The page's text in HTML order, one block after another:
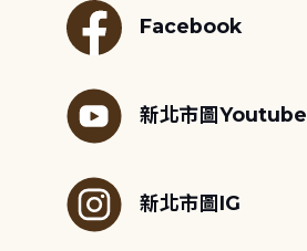
Facebook
新北市圖Youtube
新北市圖IG